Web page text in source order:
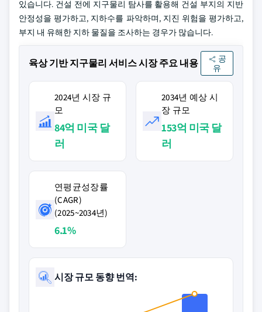
있습니다. 건설 전에 지구물리 탐사를 활용해 건설 부지의 지반
안정성을 평가하고, 지하수를 파악하며, 지진 위험을 평가하고,
부지 내 유해한 지하 물질을 조사하는 경우가 많습니다.
육상 기반 지구물리 서비스 시장 주요 내용
공
유
2024년 시장 규
모
84억 미국 달
러
2034년 예상 시
장 규모
153억 미국 달
러
연평균성장률
(CAGR)
(2025~2034년)
6.1%
시장 규모 동향 번역: